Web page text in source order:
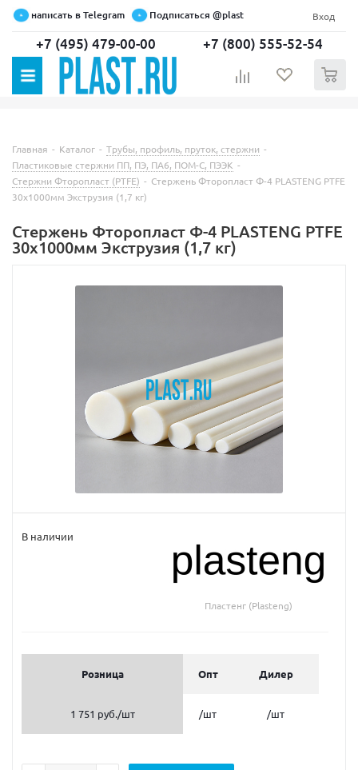
написать в Telegram Подписаться @plast Вход
+7 (495) 479-00-00 +7 (800) 555-52-54
Главная - Каталог - Трубы, профиль, пруток, стержни -
Пластиковые стержни ПП, ПЭ, ПА6, ПОМ-С, ПЭЭК -
Стержни Фторопласт (PTFE) - Стержень Фторопласт Ф-4 PLASTENG PTFE
30х1000мм Экструзия (1,7 кг)
Стержень Фторопласт Ф-4 PLASTENG PTFE
30х1000мм Экструзия (1,7 кг)
В наличии
Пластенг (Plasteng)
Розница Опт Дилер
1 751 руб./шт /шт /шт